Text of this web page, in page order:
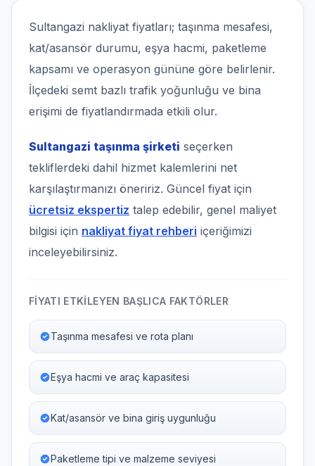
Sultangazi nakliyat fiyatları; taşınma mesafesi,
kat/asansör durumu, eşya hacmi, paketleme
kapsamı ve operasyon gününe göre belirlenir.
İlçedeki semt bazlı trafik yoğunluğu ve bina
erişimi de fiyatlandırmada etkili olur.
Sultangazi taşınma şirketi seçerken
tekliflerdeki dahil hizmet kalemlerini net
karşılaştırmanızı öneririz. Güncel fiyat için
ücretsiz ekspertiz talep edebilir, genel maliyet
bilgisi için nakliyat fiyat rehberi içeriğimizi
inceleyebilirsiniz.
FIYATI ETKILEYEN BAŞLICA FAKTÖRLER
Taşınma mesafesi ve rota planı
Eşya hacmi ve araç kapasitesi
Kat/asansör ve bina giriş uygunluğu
Paketleme tipi ve malzeme seviyesi